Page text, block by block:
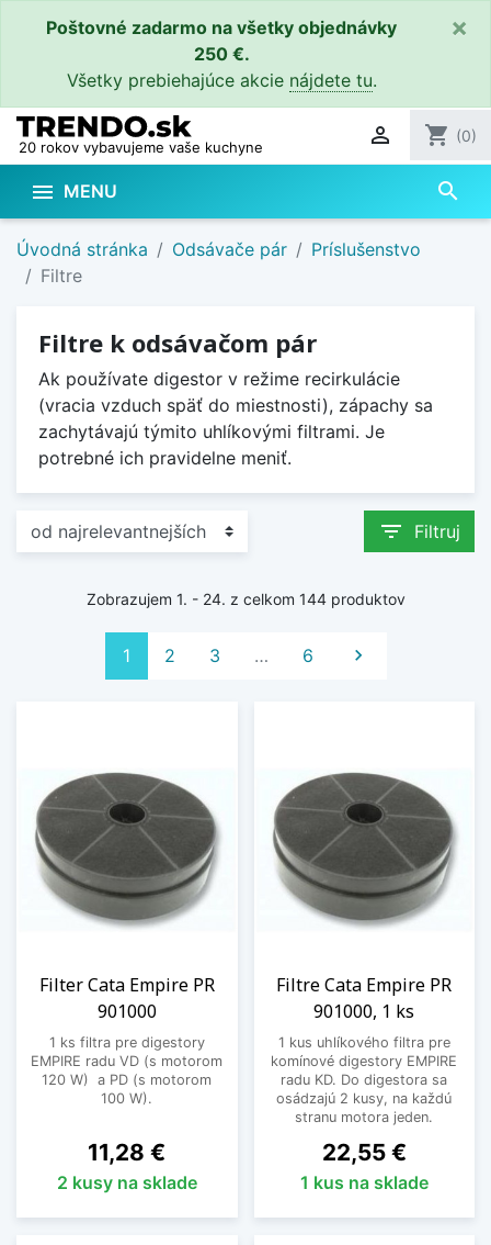
Poštovné zadarmo na všetky objednávky
250 €.
Všetky prebiehajúce akcie nájdete tu.
×
20 rokov vybavujeme vaše kuchyne  shopping_cart (0)
 MENU search
Úvodná stránka Odsávače pár
Príslušenstvo
Filtre
Filtre k odsávačom pár
Ak používate digestor v režime recirkulácie
(vracia vzduch späť do miestnosti), zápachy sa
zachytávajú týmito uhlíkovými filtrami. Je
potrebné ich pravidelne meniť.
filter_list Filtruj
Zobrazujem 1. - 24. z celkom 144 produktov
1 2 3 … 6 Ďalej

Filter Cata Empire PR
901000
1 ks filtra pre digestory
EMPIRE radu VD (s motorom
120 W) a PD (s motorom
100 W).
Cena
11,28 €
2 kusy na sklade
Filtre Cata Empire PR
901000, 1 ks
1 kus uhlíkového filtra pre
komínové digestory EMPIRE
radu KD. Do digestora sa
osádzajú 2 kusy, na každú
stranu motora jeden.
Cena
22,55 €
1 kus na sklade